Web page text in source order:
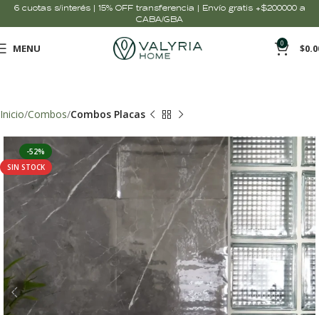
6 cuotas s/interés | 15% OFF transferencia | Envío gratis +$200000 a
CABA/GBA
MENU 0 $
Inicio Combos Combos Placas
-52%
SIN STOCK